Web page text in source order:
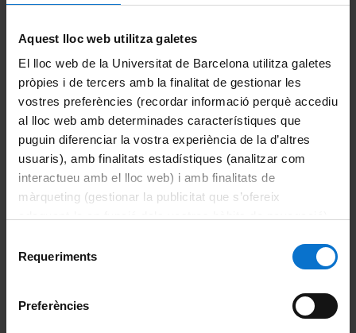
Aquest lloc web utilitza galetes
El lloc web de la Universitat de Barcelona utilitza galetes
pròpies i de tercers amb la finalitat de gestionar les
vostres preferències (recordar informació perquè accediu
al lloc web amb determinades característiques que
puguin diferenciar la vostra experiència de la d’altres
usuaris), amb finalitats estadístiques (analitzar com
interactueu amb el lloc web) i amb finalitats de
màrqueting (gestionar la publicitat que s’ofereix
consultar laPolítica de galetes del lloc web de la
Requeriments
Preferències
Actes
Psicologia
Universitat de Barcelona
Facultat de Psicologia
psicologia forense
Hernández Moreno, Josep Xavier
Calvet Barot, Gemma
congressos
Vilajoana Celaya, Josep
Andrés Pueyo, Antonio
Florencia